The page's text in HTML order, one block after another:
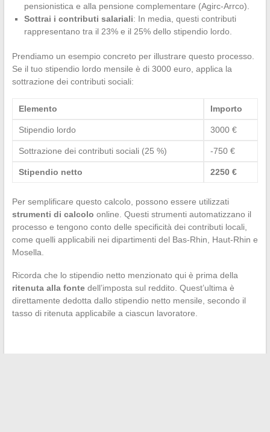
pensionistica e alla pensione complementare (Agirc-Arrco).
Sottrai i contributi salariali: In media, questi contributi
rappresentano tra il 23% e il 25% dello stipendio lordo.
Prendiamo un esempio concreto per illustrare questo processo.
Se il tuo stipendio lordo mensile è di 3000 euro, applica la
sottrazione dei contributi sociali:
Elemento Importo
Stipendio lordo 3000 €
Sottrazione dei contributi sociali (25 %) -750 €
Stipendio netto 2250 €
Per semplificare questo calcolo, possono essere utilizzati
strumenti di calcolo online. Questi strumenti automatizzano il
processo e tengono conto delle specificità dei contributi locali,
come quelli applicabili nei dipartimenti del Bas-Rhin, Haut-Rhin e
Mosella.
Ricorda che lo stipendio netto menzionato qui è prima della
ritenuta alla fontedell’imposta sul reddito. Quest’ultima è
direttamente dedotta dallo stipendio netto mensile, secondo il
tasso di ritenuta applicabile a ciascun lavoratore.